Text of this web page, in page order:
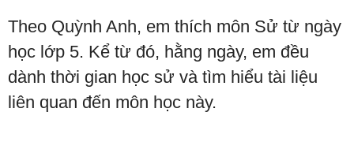
Theo Quỳnh Anh, em thích môn Sử từ ngày
học lớp 5. Kể từ đó, hằng ngày, em đều
dành thời gian học sử và tìm hiểu tài liệu
liên quan đến môn học này.